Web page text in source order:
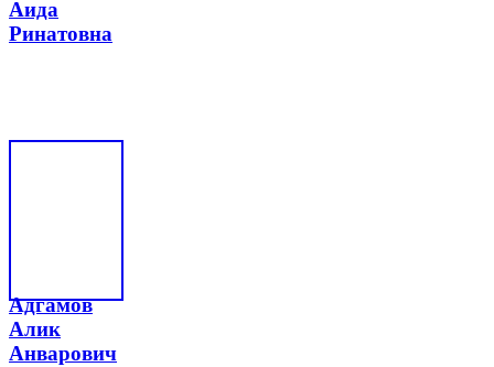
Аида
Ринатовна
Адгамов
Алик
Анварович